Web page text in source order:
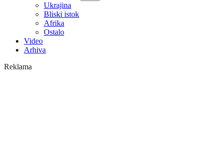
Ukrajina
Bliski istok
Afrika
Ostalo
Video
Arhiva
Reklama